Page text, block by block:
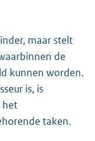
maar stelt
de
kunnen worden.
is, is
het
taken.